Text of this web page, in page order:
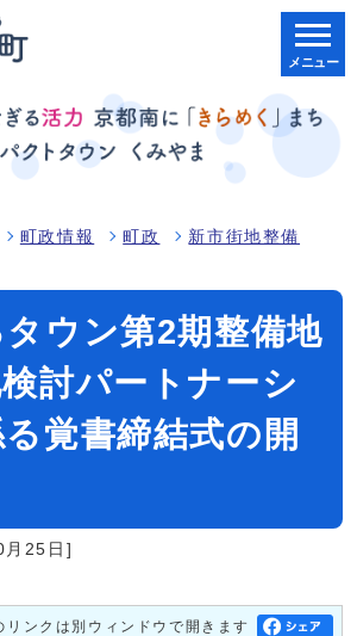
メニュー
町政情報 町政 新市街地整備
ウン第2期整備地
討パートナーシ
覚書締結式の開
月25日]
リンクは別ウィンドウで開きます